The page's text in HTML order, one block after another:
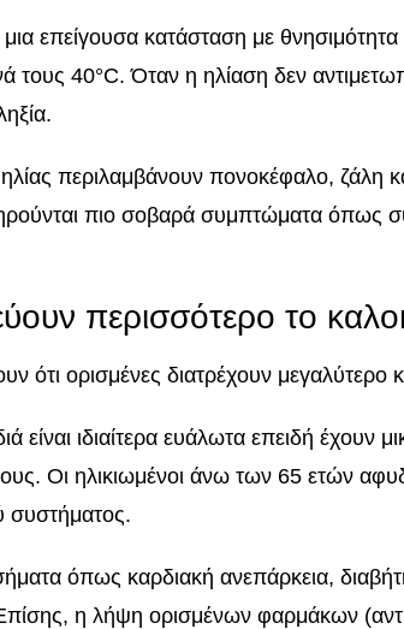
μια επείγουσα κατάσταση με
τους 40°C. Όταν η ηλίαση δεν
περιλαμβάνουν πονοκέφαλο, ζάλη
πιο σοβαρά συμπτώματα όπως
περισσότερο το
ότι ορισμένες διατρέχουν μεγαλύτερο
είναι ιδιαίτερα ευάλωτα επειδή έχουν
Οι ηλικιωμένοι άνω των 65 ετών
συστήματος.
όπως καρδιακή ανεπάρκεια,
η λήψη ορισμένων φαρμάκων